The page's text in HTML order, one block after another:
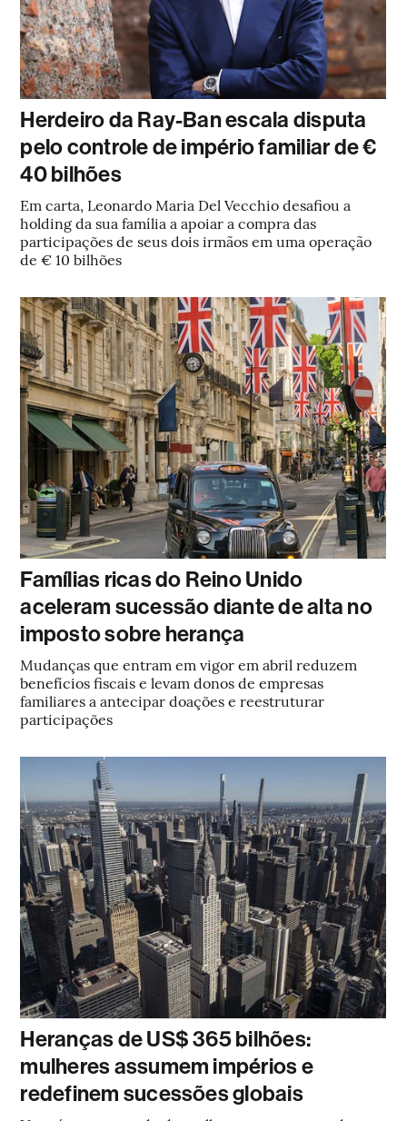
Herdeiro da Ray-Ban escala disputa
pelo controle de império familiar de €
40 bilhões
Em carta, Leonardo Maria Del Vecchio desafiou a
holding da sua família a apoiar a compra das
participações de seus dois irmãos em uma operação
de € 10 bilhões
Famílias ricas do Reino Unido
aceleram sucessão diante de alta no
imposto sobre herança
Mudanças que entram em vigor em abril reduzem
benefícios fiscais e levam donos de empresas
familiares a antecipar doações e reestruturar
participações
Heranças de US$ 365 bilhões:
mulheres assumem impérios e
redefinem sucessões globais